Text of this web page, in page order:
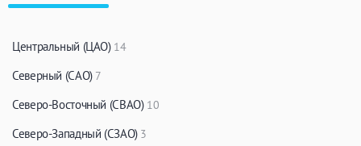
Центральный (ЦАО) 14
Северный (САО) 7
Северо-Восточный (СВАО) 10
Северо-Западный (СЗАО) 3